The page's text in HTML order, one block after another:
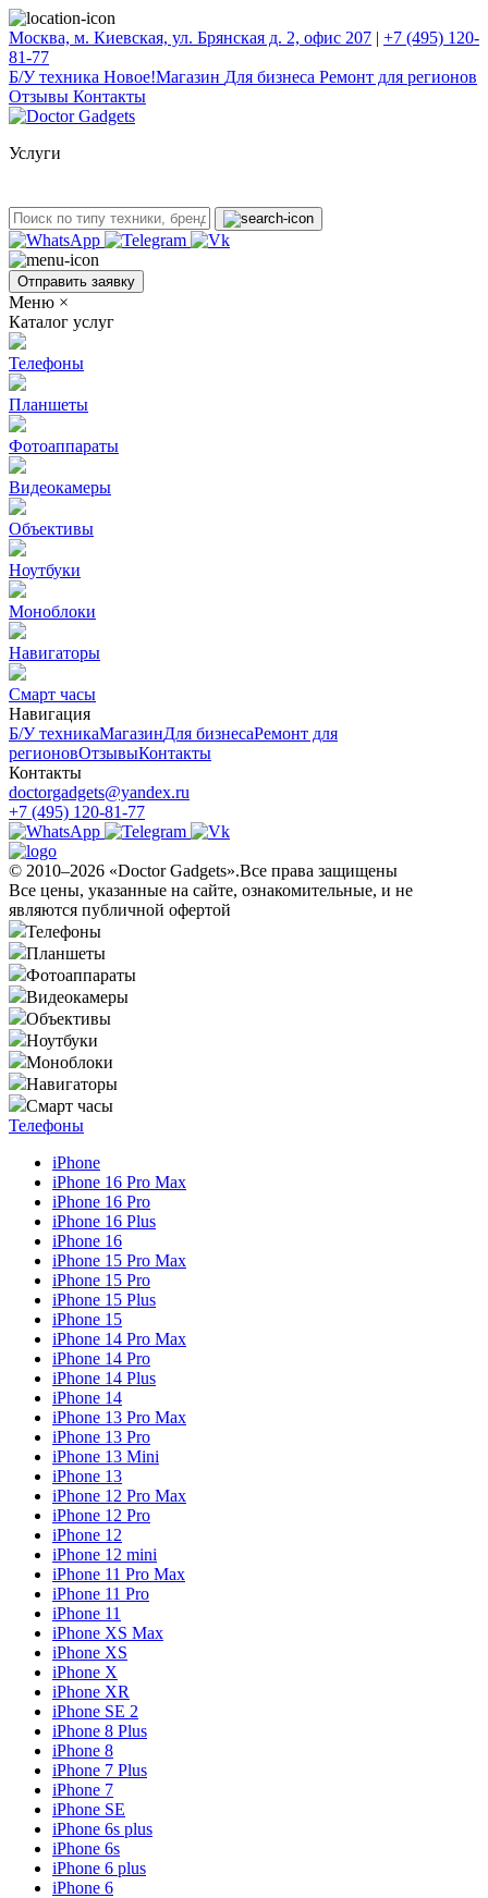
Москва, м. Киевская, ул. Брянская д. 2, офис 207 | +7 (495) 120-
81-77
Б/У техникa Новое!Магазин Для бизнеса Ремонт для регионов
Отзывы Контакты
Услуги
Отправить заявку
Меню ×
Каталог услуг
Телефоны
Планшеты
Фотоаппараты
Видеокамеры
Объективы
Ноутбуки
Моноблоки
Навигаторы
Смарт часы
Навигация
Б/У техникaМагазинДля бизнесаРемонт для
регионовОтзывыКонтакты
Контакты
doctorgadgets@yandex.ru
+7 (495) 120-81-77
© 2010–2026 «Doctor Gadgets».Все права защищены
Все цены, указанные на сайте, ознакомительные, и не
являются публичной офертой
Телефоны
Планшеты
Фотоаппараты
Видеокамеры
Объективы
Ноутбуки
Моноблоки
Навигаторы
Смарт часы
Телефоны
iPhone
iPhone 16 Pro Max
iPhone 16 Pro
iPhone 16 Plus
iPhone 16
iPhone 15 Pro Max
iPhone 15 Pro
iPhone 15 Plus
iPhone 15
iPhone 14 Pro Max
iPhone 14 Pro
iPhone 14 Plus
iPhone 14
iPhone 13 Pro Max
iPhone 13 Pro
iPhone 13 Mini
iPhone 13
iPhone 12 Pro Max
iPhone 12 Pro
iPhone 12
iPhone 12 mini
iPhone 11 Pro Max
iPhone 11 Pro
iPhone 11
iPhone XS Max
iPhone XS
iPhone X
iPhone XR
iPhone SE 2
iPhone 8 Plus
iPhone 8
iPhone 7 Plus
iPhone 7
iPhone SE
iPhone 6s plus
iPhone 6s
iPhone 6 plus
iPhone 6